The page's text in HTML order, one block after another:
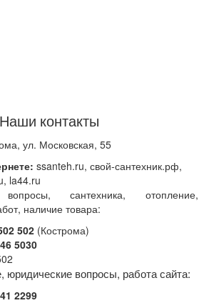
Датчик влажности в
(0...10V), IP30
Наши контакты
ул. Московская, 55
ssanteh.ru, свой-сантехник.рф,
la44.ru
вопросы, сантехника, отопление,
наличие товара:
502 (Кострома)
5030
юридические вопросы, работа сайта:
2299